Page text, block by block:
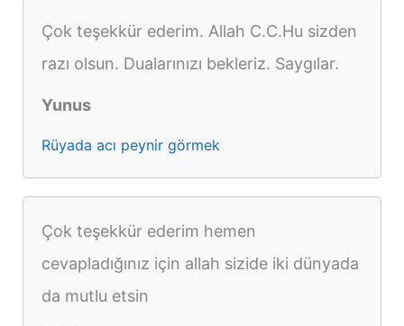
Çok teşekkür ederim. Allah C.C.Hu sizden
razı olsun. Dualarınızı bekleriz. Saygılar.
Yunus
Rüyada acı peynir görmek
Çok teşekkür ederim hemen
cevapladığınız için allah sizide iki dünyada
da mutlu etsin